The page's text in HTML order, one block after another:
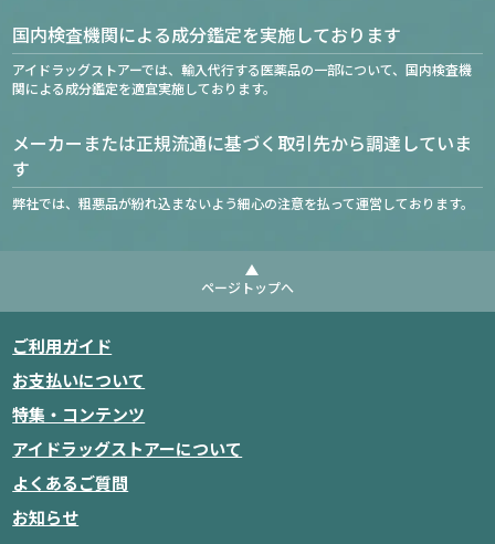
国内検査機関による成分鑑定を実施しております
アイドラッグストアーでは、輸入代行する医薬品の一部について、国内検査機
関による成分鑑定を適宜実施しております。
メーカーまたは正規流通に基づく取引先から調達していま
す
弊社では、粗悪品が紛れ込まないよう細心の注意を払って運営しております。
ページトップへ
ご利用ガイド
お支払いについて
特集・コンテンツ
アイドラッグストアーについて
よくあるご質問
お知らせ